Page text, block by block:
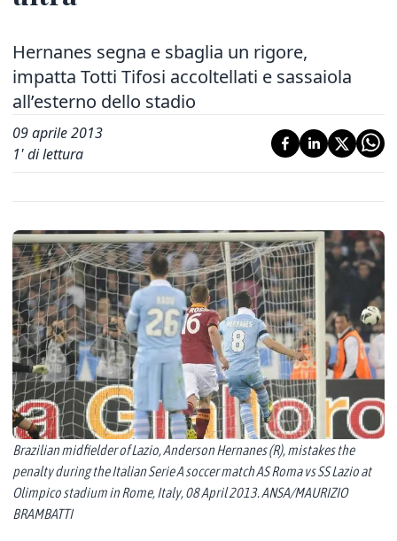
Hernanes segna e sbaglia un rigore,
impatta Totti Tifosi accoltellati e sassaiola
all’esterno dello stadio
09 aprile 2013
1' di lettura
Brazilian midfielder of Lazio, Anderson Hernanes (R), mistakes the
penalty during the Italian Serie A soccer match AS Roma vs SS Lazio at
Olimpico stadium in Rome, Italy, 08 April 2013. ANSA/MAURIZIO
BRAMBATTI